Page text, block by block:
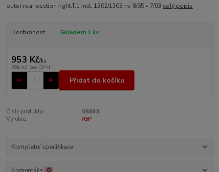
outer rear section right.T.1 incl. 1302/1303 r.v. 8/55 » 7/03 celý popis
Dostupnost Skladem 1 ks
953 Kč/ks
788 Kč bez DPH
Přidat do košíku
Číslo produktu:
05883
Výrobce:
IGP
Kompletní specifikace